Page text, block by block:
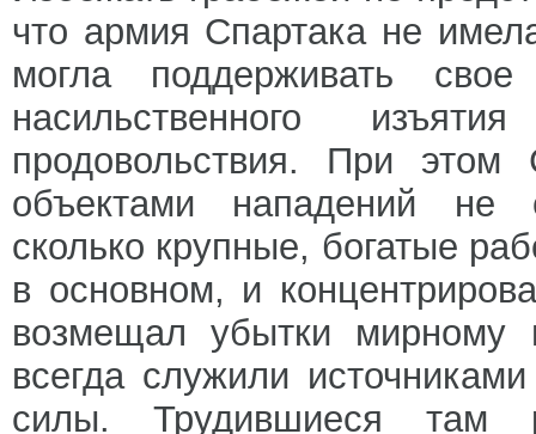
что армия Спартака не
могла поддерживать
насильственного
продовольствия. При этом
объектами нападений не
сколько крупные, богатые
в основном, и
возмещал убытки мирному
всегда служили
силы. Трудившиеся там